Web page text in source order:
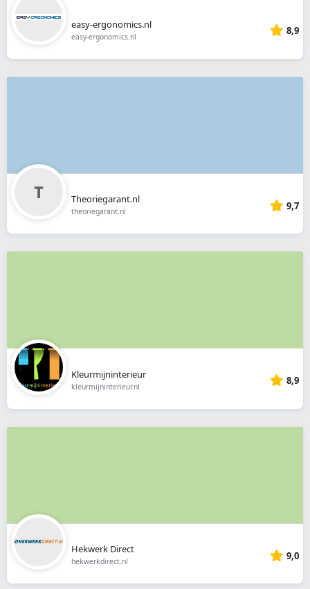
easy-ergonomics.nl
easy-ergonomics.nl 8,9
Theoriegarant.nl
theoriegarant.nl 9,7
Kleurmijninterieur
kleurmijninterieur.nl 8,9
Hekwerk Direct
hekwerkdirect.nl 9,0